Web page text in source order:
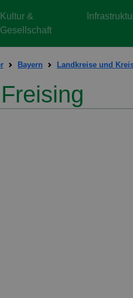
Kultur &
Gesellschaft
Bayern Landkreise und